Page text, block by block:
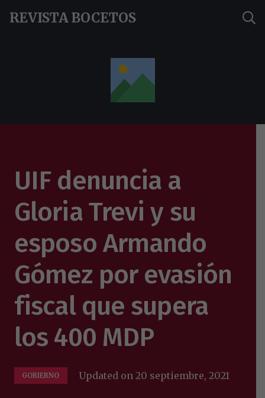
REVISTA BOCETOS
UIF denuncia a
Gloria Trevi y su
esposo Armando
Gómez por evasión
fiscal que supera
los 400 MDP
GOBIERNO Updated on20 septiembre, 2021